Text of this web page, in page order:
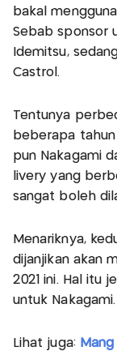
bakal
Sebab sponsor
Idemitsu,
Castrol.
Tentunya
beberapa
pun Nakagami
livery yang
sangat boleh
Menariknya,
dijanjikan akan
2021 ini. Hal itu
untuk Nakagami.
Lihat juga: